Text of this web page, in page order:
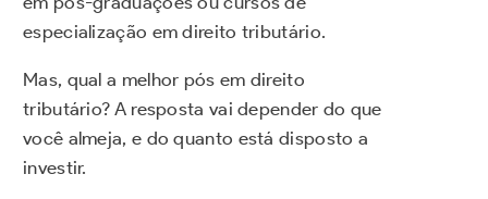
especialização em direito tributário.
Mas, qual a melhor pós em direito
tributário? A resposta vai depender do que
você almeja, e do quanto está disposto a
investir.